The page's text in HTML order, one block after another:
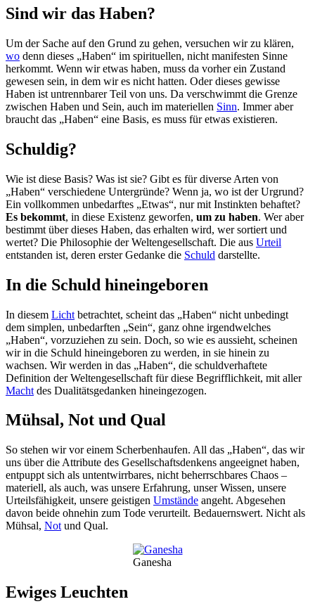
Sind wir das Haben?
Um der Sache auf den Grund zu gehen, versuchen wir zu klären,
wo denn dieses „Haben“ im spirituellen, nicht manifesten Sinne
herkommt. Wenn wir etwas haben, muss da vorher ein Zustand
gewesen sein, in dem wir es nicht hatten. Oder dieses gewisse
Haben ist untrennbarer Teil von uns. Da verschwimmt die Grenze
zwischen Haben und Sein, auch im materiellen Sinn. Immer aber
braucht das „Haben“ eine Basis, es muss für etwas existieren.
Schuldig?
Wie ist diese Basis? Was ist sie? Gibt es für diverse Arten von
„Haben“ verschiedene Untergründe? Wenn ja, wo ist der Urgrund?
Ein vollkommen unbedarftes „Etwas“, nur mit Instinkten behaftet?
Es bekommt, in diese Existenz geworfen, um zu haben. Wer aber
bestimmt über dieses Haben, das erhalten wird, wer sortiert und
wertet? Die Philosophie der Weltengesellschaft. Die aus Urteil
entstanden ist, deren erster Gedanke die Schuld darstellte.
In die Schuld hineingeboren
In diesem Licht betrachtet, scheint das „Haben“ nicht unbedingt
dem simplen, unbedarften „Sein“, ganz ohne irgendwelches
„Haben“, vorzuziehen zu sein. Doch, so wie es aussieht, scheinen
wir in die Schuld hineingeboren zu werden, in sie hinein zu
wachsen. Wir werden in das „Haben“, die schuldverhaftete
Definition der Weltengesellschaft für diese Begrifflichkeit, mit aller
Macht des Dualitätsgedanken hineingezogen.
Mühsal, Not und Qual
So stehen wir vor einem Scherbenhaufen. All das „Haben“, das wir
uns über die Attribute des Gesellschaftsdenkens angeeignet haben,
entpuppt sich als untentwirrbares, nicht beherrschbares Chaos –
materiell, als auch, was unsere Erfahrung, unser Wissen, unsere
Urteilsfähigkeit, unsere geistigen Umstände angeht. Abgesehen
davon beide ohnehin zum Tode verurteilt. Bedauernswert. Nicht als
Mühsal, Not und Qual.
Ganesha
Ewiges Leuchten